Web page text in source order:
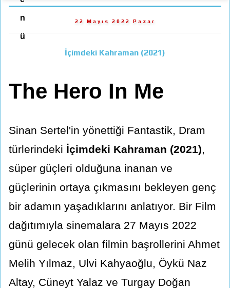
n
ü
22 Mayıs 2022 Pazar
İçimdeki Kahraman (2021)
The Hero In Me
Sinan Sertel'in yönettiği Fantastik, Dram
türlerindeki İçimdeki Kahraman (2021),
süper güçleri olduğuna inanan ve
güçlerinin ortaya çıkmasını bekleyen genç
bir adamın yaşadıklarını anlatıyor. Bir Film
dağıtımıyla sinemalara 27 Mayıs 2022
günü gelecek olan filmin başrollerini Ahmet
Melih Yılmaz, Ulvi Kahyaoğlu, Öykü Naz
Altay, Cüneyt Yalaz ve Turgay Doğan